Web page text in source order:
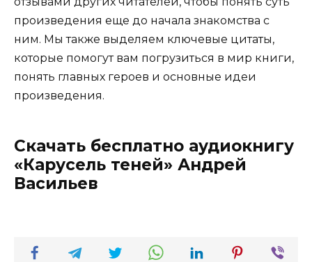
произведения еще до начала знакомства с
ним. Мы также выделяем ключевые цитаты,
которые помогут вам погрузиться в мир книги,
понять главных героев и основные идеи
произведения.
Скачать бесплатно аудиокнигу
«Карусель теней» Андрей
Васильев